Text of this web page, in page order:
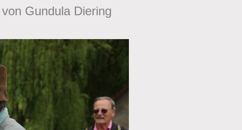
Gundula Diering